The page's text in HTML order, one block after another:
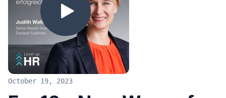
October 19, 2023